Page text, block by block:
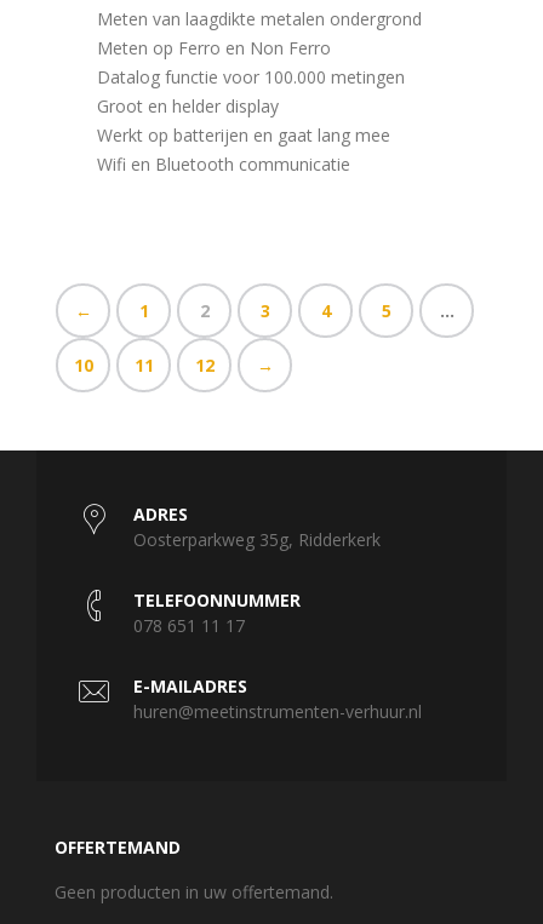
Meten van laagdikte metalen ondergrond
Meten op Ferro en Non Ferro
Datalog functie voor 100.000 metingen
Groot en helder display
Werkt op batterijen en gaat lang mee
Wifi en Bluetooth communicatie
← 1 2 3 4 5 …
10 11 12 →
ADRES
Oosterparkweg 35g, Ridderkerk
TELEFOONNUMMER
078 651 11 17
E-MAILADRES
huren@meetinstrumenten-verhuur.nl
OFFERTEMAND
Geen producten in uw offertemand.